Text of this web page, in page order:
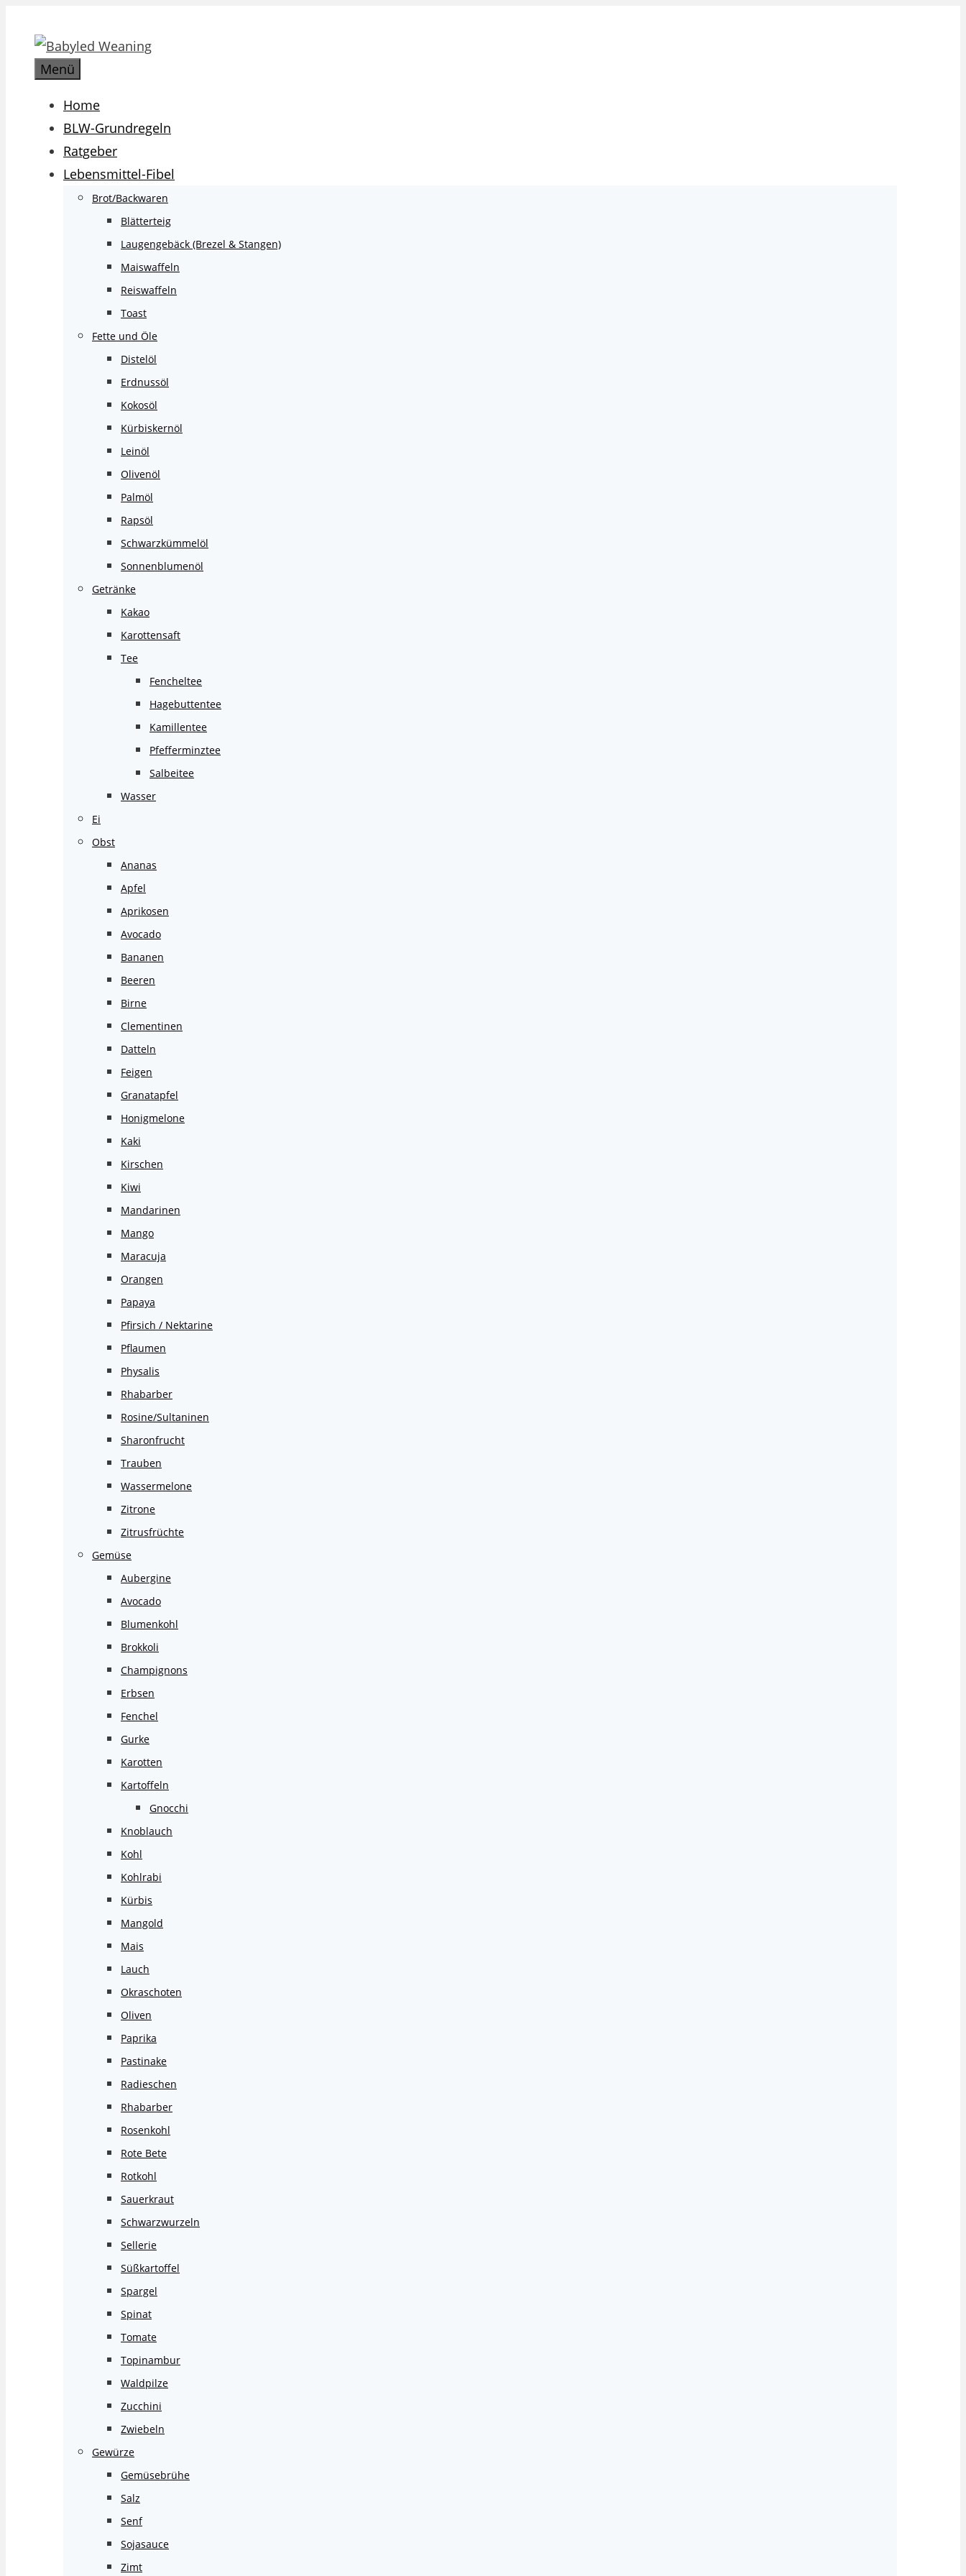
Inhalt
springenMenü
Home
BLW-Grundregeln
Ratgeber
Lebensmittel-Fibel
Brot/Backwaren
Blätterteig
Laugengebäck (Brezel & Stangen)
Maiswaffeln
Reiswaffeln
Toast
Fette und Öle
Distelöl
Erdnussöl
Kokosöl
Kürbiskernöl
Leinöl
Olivenöl
Palmöl
Rapsöl
Schwarzkümmelöl
Sonnenblumenöl
Getränke
Kakao
Karottensaft
Tee
Fencheltee
Hagebuttentee
Kamillentee
Pfefferminztee
Salbeitee
Wasser
Ei
Obst
Ananas
Apfel
Aprikosen
Avocado
Bananen
Beeren
Birne
Clementinen
Datteln
Feigen
Granatapfel
Honigmelone
Kaki
Kirschen
Kiwi
Mandarinen
Mango
Maracuja
Orangen
Papaya
Pfirsich / Nektarine
Pflaumen
Physalis
Rhabarber
Rosine/Sultaninen
Sharonfrucht
Trauben
Wassermelone
Zitrone
Zitrusfrüchte
Gemüse
Aubergine
Avocado
Blumenkohl
Brokkoli
Champignons
Erbsen
Fenchel
Gurke
Karotten
Kartoffeln
Gnocchi
Knoblauch
Kohl
Kohlrabi
Kürbis
Mangold
Mais
Lauch
Okraschoten
Oliven
Paprika
Pastinake
Radieschen
Rhabarber
Rosenkohl
Rote Bete
Rotkohl
Sauerkraut
Schwarzwurzeln
Sellerie
Süßkartoffel
Spargel
Spinat
Tomate
Topinambur
Waldpilze
Zucchini
Zwiebeln
Gewürze
Gemüsebrühe
Salz
Senf
Sojasauce
Zimt